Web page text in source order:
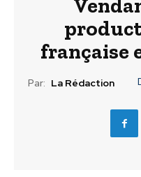
française
Par: La Rédaction